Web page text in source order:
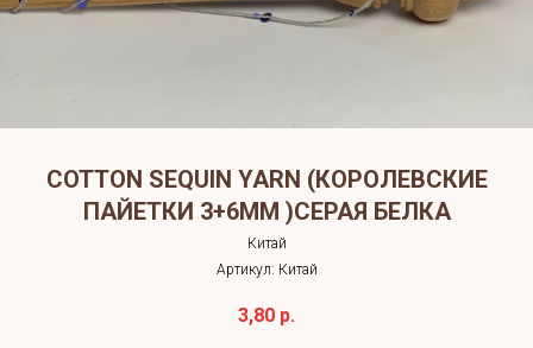
COTTON SEQUIN YARN (КОРОЛЕВСКИЕ
ПАЙЕТКИ 3+6ММ )СЕРАЯ БЕЛКА
Китай
Артикул: Китай
3,80 р.